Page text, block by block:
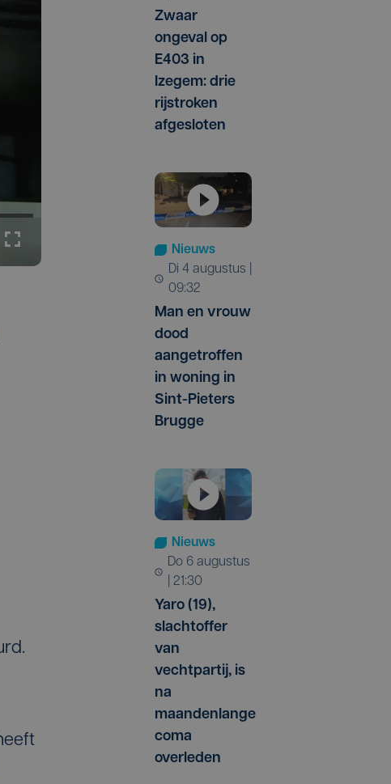
Zwaar
ongeval op
E403 in
Izegem: drie
rijstroken
afgesloten
Nieuws
di 4 augustus |
09:32
Man en vrouw
dood
aangetroffen
in woning in
Sint-Pieters
Brugge
Nieuws
do 6 augustus
| 21:30
Yaro (19),
slachtoffer
van
vechtpartij, is
na
maandenlange
coma
overleden